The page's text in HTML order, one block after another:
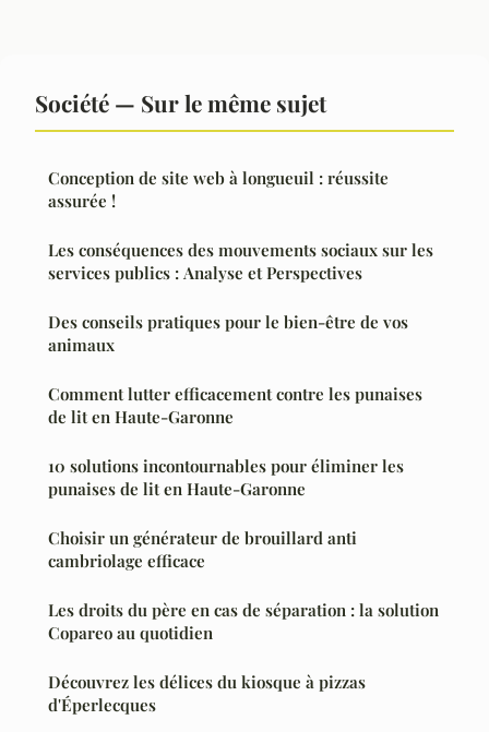
Société — Sur le même sujet
Conception de site web à longueuil : réussite
assurée !
Les conséquences des mouvements sociaux sur les
services publics : Analyse et Perspectives
Des conseils pratiques pour le bien-être de vos
animaux
Comment lutter efficacement contre les punaises
de lit en Haute-Garonne
10 solutions incontournables pour éliminer les
punaises de lit en Haute-Garonne
Choisir un générateur de brouillard anti
cambriolage efficace
Les droits du père en cas de séparation : la solution
Copareo au quotidien
Découvrez les délices du kiosque à pizzas
d'Éperlecques